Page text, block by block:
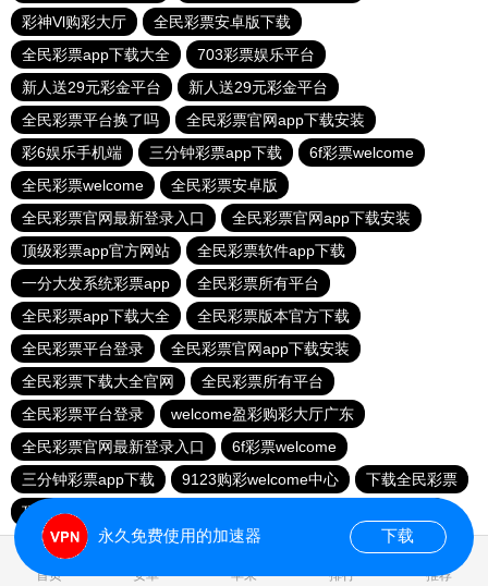
彩神Vl购彩大厅
全民彩票安卓版下载
全民彩票app下载大全
703彩票娱乐平台
新人送29元彩金平台
新人送29元彩金平台
全民彩票平台换了吗
全民彩票官网app下载安装
彩6娱乐手机端
三分钟彩票app下载
6f彩票welcome
全民彩票welcome
全民彩票安卓版
全民彩票官网最新登录入口
全民彩票官网app下载安装
顶级彩票app官方网站
全民彩票软件app下载
一分大发系统彩票app
全民彩票所有平台
全民彩票app下载大全
全民彩票版本官方下载
全民彩票平台登录
全民彩票官网app下载安装
全民彩票下载大全官网
全民彩票所有平台
全民彩票平台登录
welcome盈彩购彩大厅广东
全民彩票官网最新登录入口
6f彩票welcome
三分钟彩票app下载
9123购彩welcome中心
下载全民彩票
顶级彩票app官方网站
首页 安卓 苹果 排行 推荐
永久免费使用的加速器 下载
0.028550s